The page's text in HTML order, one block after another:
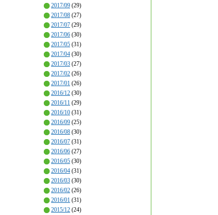
2017/09 (29)
2017/08 (27)
2017/07 (29)
2017/06 (30)
2017/05 (31)
2017/04 (30)
2017/03 (27)
2017/02 (26)
2017/01 (26)
2016/12 (30)
2016/11 (29)
2016/10 (31)
2016/09 (25)
2016/08 (30)
2016/07 (31)
2016/06 (27)
2016/05 (30)
2016/04 (31)
2016/03 (30)
2016/02 (26)
2016/01 (31)
2015/12 (24)